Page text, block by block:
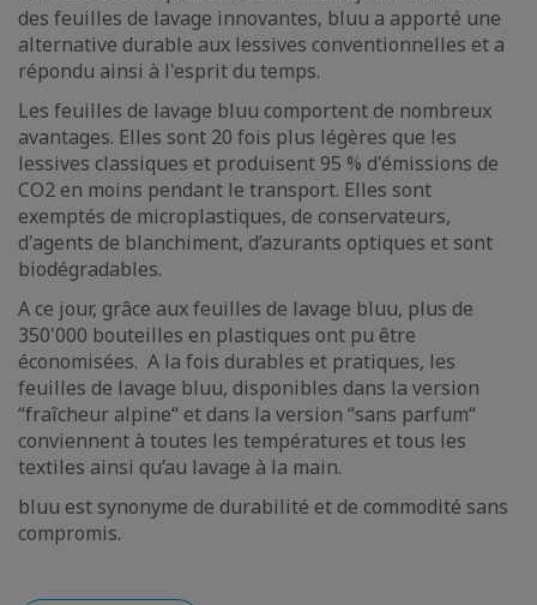
des feuilles de lavage innovantes, bluu a apporté une
alternative durable aux lessives conventionnelles et a
répondu ainsi à l'esprit du temps.
Les feuilles de lavage bluu comportent de nombreux
avantages. Elles sont 20 fois plus légères que les
lessives classiques et produisent 95 % d'émissions de
CO2 en moins pendant le transport. Elles sont
exemptés de microplastiques, de conservateurs,
d'agents de blanchiment, d’azurants optiques et sont
biodégradables.
A ce jour, grâce aux feuilles de lavage bluu, plus de
350'000 bouteilles en plastiques ont pu être
économisées. A la fois durables et pratiques, les
feuilles de lavage bluu, disponibles dans la version
“fraîcheur alpine“ et dans la version “sans parfum“
conviennent à toutes les températures et tous les
textiles ainsi qu’au lavage à la main.
bluu est synonyme de durabilité et de commodité sans
compromis.